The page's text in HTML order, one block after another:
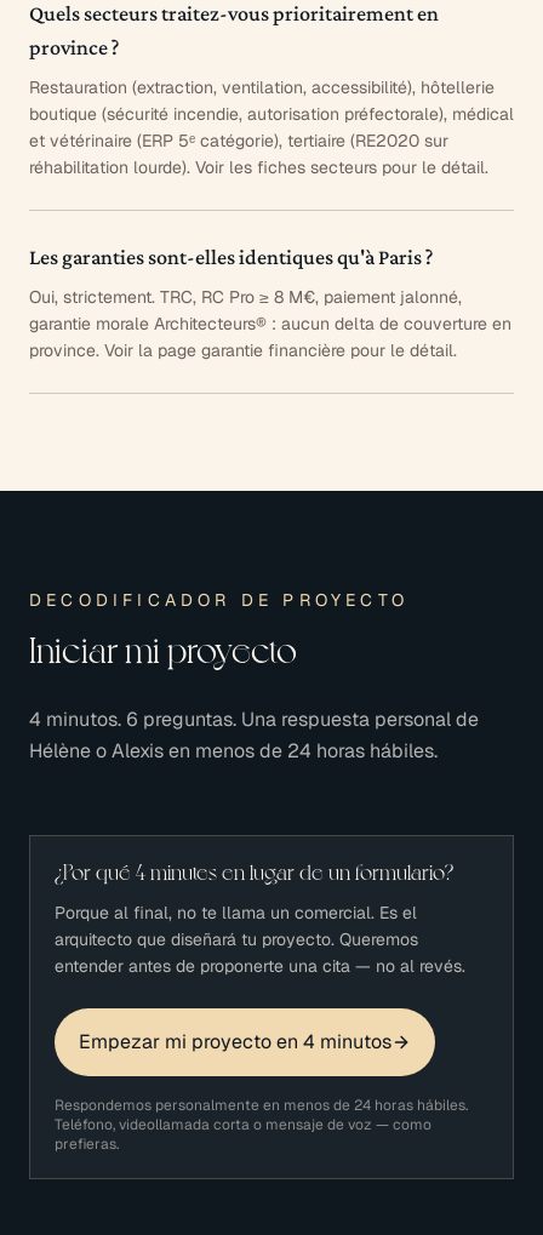
Quels secteurs traitez-vous prioritairement en
province ?
Restauration (extraction, ventilation, accessibilité), hôtellerie
boutique (sécurité incendie, autorisation préfectorale), médical
et vétérinaire (ERP 5ᵉ catégorie), tertiaire (RE2020 sur
réhabilitation lourde). Voir les fiches secteurs pour le détail.
Les garanties sont-elles identiques qu'à Paris ?
Oui, strictement. TRC, RC Pro ≥ 8 M€, paiement jalonné,
garantie morale Architecteurs® : aucun delta de couverture en
province. Voir la page garantie financière pour le détail.
DECODIFICADOR DE PROYECTO
Iniciar mi proyecto
4 minutos. 6 preguntas. Una respuesta personal de
Hélène o Alexis en menos de 24 horas hábiles.
¿Por qué 4 minutes en lugar de un formulario?
Porque al final, no te llama un comercial. Es el
arquitecto que diseñará tu proyecto. Queremos
entender antes de proponerte una cita — no al revés.
Empezar mi proyecto en 4 minutos
Respondemos personalmente en menos de 24 horas hábiles.
Teléfono, videollamada corta o mensaje de voz — como
prefieras.